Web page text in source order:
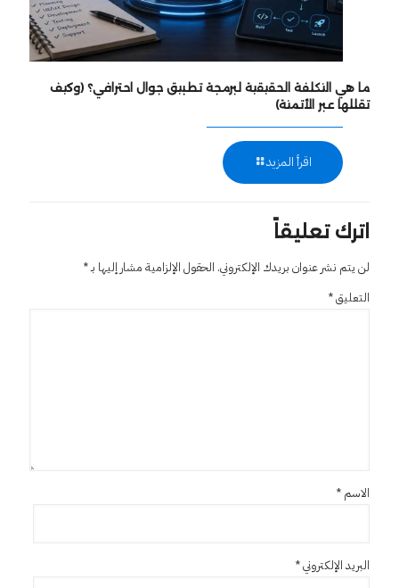
ما هي التكلفة الحقيقية لبرمجة تطبيق جوال احترافي؟ (وكيف
تقللها عبر الأتمتة)
اقرأ المزيد
اترك تعليقاً
لن يتم نشر عنوان بريدك الإلكتروني. الحقول الإلزامية مشار إليها بـ*
التعليق*
الاسم *
البريد الإلكتروني*